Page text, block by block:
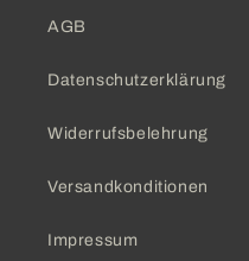
AGB
Datenschutzerklärung
Widerrufsbelehrung
Versandkonditionen
Impressum